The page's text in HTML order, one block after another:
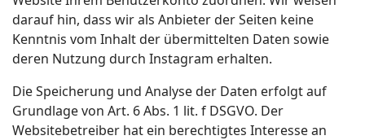
darauf hin, dass wir als Anbieter der Seiten keine
Kenntnis vom Inhalt der übermittelten Daten sowie
deren Nutzung durch Instagram erhalten.
Die Speicherung und Analyse der Daten erfolgt auf
Grundlage von Art. 6 Abs. 1 lit. f DSGVO. Der
Websitebetreiber hat ein berechtigtes Interesse an